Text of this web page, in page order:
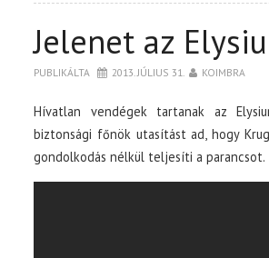
Jelenet az
PUBLIKÁLTA 2013. JÚLIUS 31. KOIMBRA
Hívatlan vendégek tartanak az
biztonsági főnök utasítást ad, hogy
gondolkodás nélkül teljesíti a parancsot.